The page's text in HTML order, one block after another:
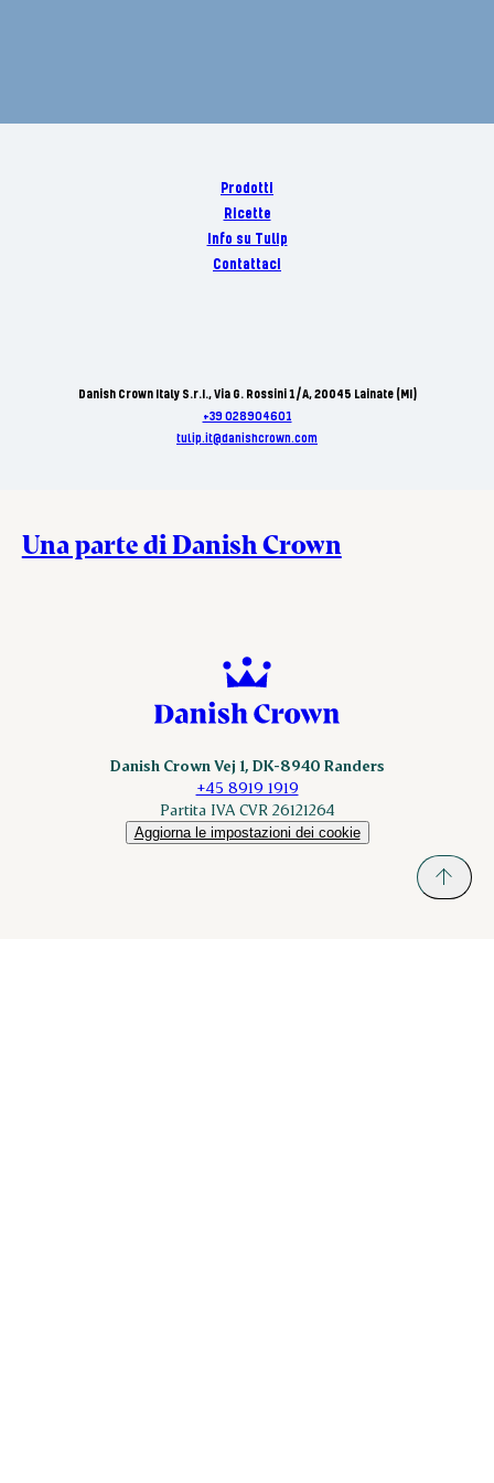
Prodotti
Ricette
Info su Tulip
Contattaci
Danish Crown Italy S.r.I., Via G. Rossini 1/A, 20045 Lainate (MI)
+39 028904601
tulip.it@danishcrown.com
Una parte di Danish Crown
Danish Crown Vej 1, DK-8940 Randers
+45 8919 1919
Partita IVA CVR 26121264
Aggiorna le impostazioni dei cookie